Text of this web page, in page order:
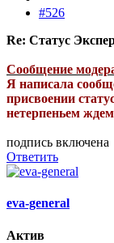
#526
Re: Статус
Сообщение
Я написала
присвоении
нетерпеньем
подпись включена
Ответить
eva-general
Актив